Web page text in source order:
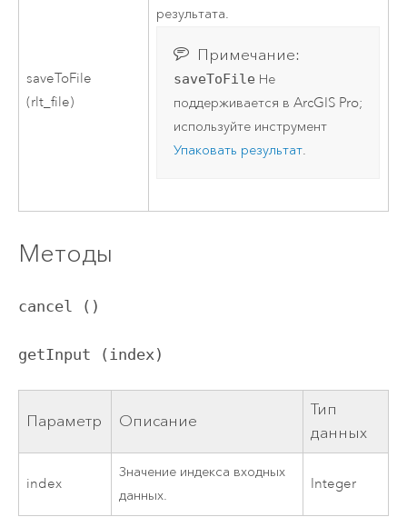
saveToFile
(rlt_file)
результата.
Примечание:
saveToFile Не
поддерживается в ArcGIS Pro;
используйте инструмент
Упаковать результат.
Методы
cancel ()
getInput (index)
Параметр Описание
Тип
данных
index
Значение индекса входных
данных.
Integer